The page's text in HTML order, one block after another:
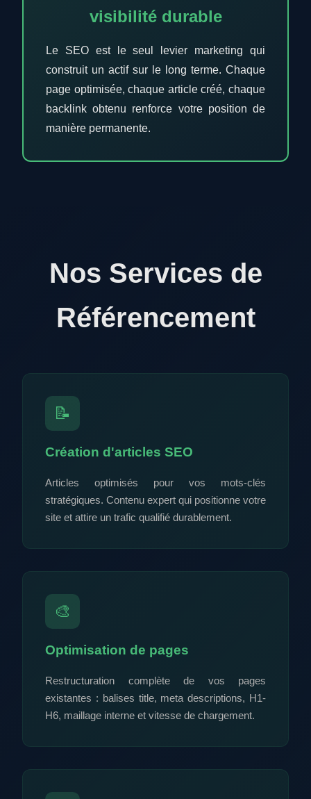
visibilité durable
Le SEO est le seul levier marketing qui
construit un actif sur le long terme. Chaque
page optimisée, chaque article créé, chaque
backlink obtenu renforce votre position de
manière permanente.
Nos Services de
Référencement
📝
Création d'articles SEO
Articles optimisés pour vos mots-clés
stratégiques. Contenu expert qui positionne votre
site et attire un trafic qualifié durablement.
🎨
Optimisation de pages
Restructuration complète de vos pages
existantes : balises title, meta descriptions, H1-
H6, maillage interne et vitesse de chargement.